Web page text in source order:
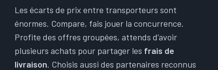
Les écarts de prix entre transporteurs sont
énormes. Compare, fais jouer la concurrence.
Profite des offres groupées, attends d’avoir
plusieurs achats pour partager les frais de
livraison. Choisis aussi des partenaires reconnus